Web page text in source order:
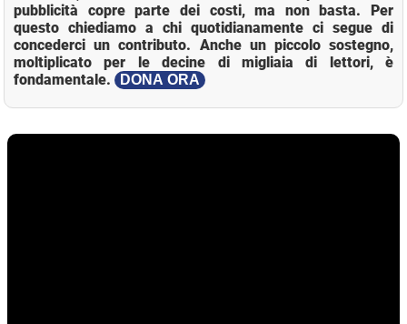
pubblicità copre parte dei costi, ma non basta. Per
questo chiediamo a chi quotidianamente ci segue di
concederci un contributo. Anche un piccolo sostegno,
moltiplicato per le decine di migliaia di lettori, è
fondamentale.
DONA ORA